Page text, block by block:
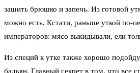
зашить брюшко и запечь. Из готовой
можно есть. Кстати, раньше уткой по-
императоров: мясо выкидывали, ели
Из специй к утке также хорошо
бадьян. Главный секрет в том, что все